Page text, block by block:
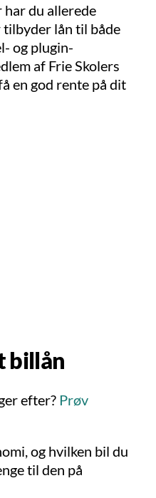
har du allerede
tilbyder lån til både
og plugin-
af Frie Skolers
en god rente på dit
billån
efter? Prøv
og hvilken bil du
til den på